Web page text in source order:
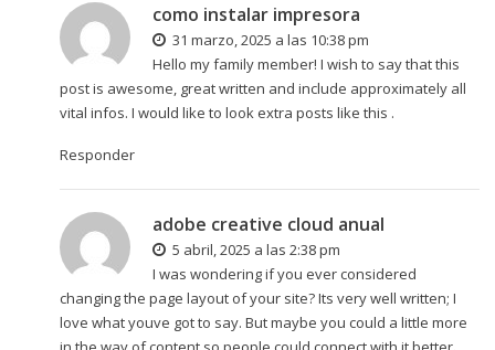
como instalar impresora
31 marzo, 2025 a las 10:38 pm
Hello my family member! I wish to say that this
post is awesome, great written and include approximately all
vital infos. I would like to look extra posts like this .
Responder
adobe creative cloud anual
5 abril, 2025 a las 2:38 pm
I was wondering if you ever considered
changing the page layout of your site? Its very well written; I
love what youve got to say. But maybe you could a little more